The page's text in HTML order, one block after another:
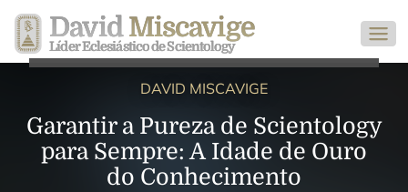
David Miscavige
Líder Eclesiástico de Scientology
DAVID MISCAVIGE
Garantir a Pureza de Scientology
para Sempre: A Idade de Ouro
do Conhecimento